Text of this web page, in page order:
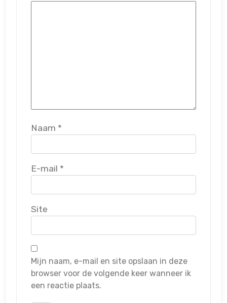
Naam *
E-mail *
Site
Mijn naam, e-mail en site opslaan in deze
browser voor de volgende keer wanneer ik
een reactie plaats.